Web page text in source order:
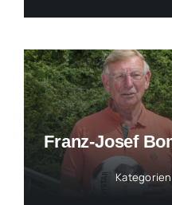
Franz-Josef